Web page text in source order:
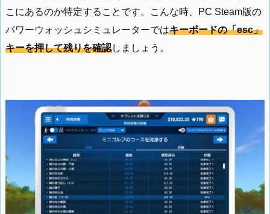
こにあるのか特定することです。こんな時、PC Steam版の
パワーウォッシュシミュレーターではキーボードの「esc」
キーを押して残りを確認しましょう。